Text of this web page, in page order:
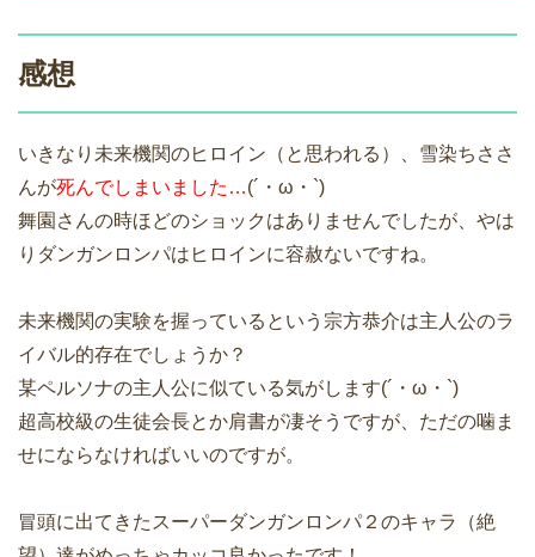
感想
いきなり未来機関のヒロイン（と思われる）、雪染ちささ
んが死んでしまいました…(´・ω・`)
舞園さんの時ほどのショックはありませんでしたが、やは
りダンガンロンパはヒロインに容赦ないですね。
未来機関の実験を握っているという宗方恭介は主人公のラ
イバル的存在でしょうか？
某ペルソナの主人公に似ている気がします(´・ω・`)
超高校級の生徒会長とか肩書が凄そうですが、ただの噛ま
せにならなければいいのですが。
冒頭に出てきたスーパーダンガンロンパ２のキャラ（絶